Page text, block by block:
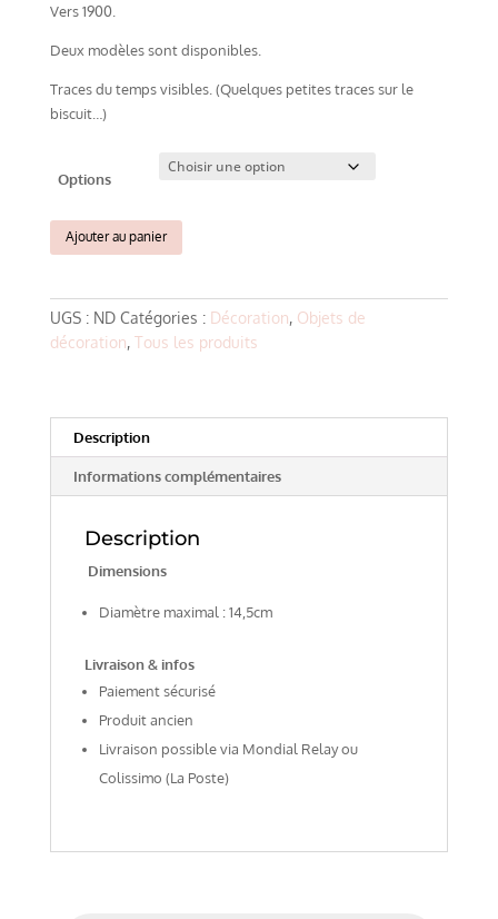
Vers 1900.
Deux modèles sont disponibles.
Traces du temps visibles. (Quelques petites traces sur le
biscuit…)
Options
quantité
de
médaillons
en
biscuit
Ajouter au panier
UGS : ND Catégories : Décoration, Objets de
décoration, Tous les produits
Description
Informations complémentaires
Description
Dimensions
Diamètre maximal : 14,5cm
Livraison & infos
Paiement sécurisé
Produit ancien
Livraison possible via Mondial Relay ou
Colissimo (La Poste)